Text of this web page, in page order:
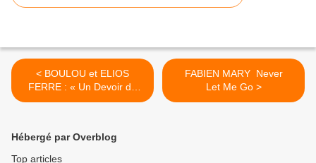
< BOULOU et ELIOS
FERRE : « Un Devoir de
Mémoire à nos Aînés »
FABIEN MARY Never
Let Me Go >
Hébergé par Overblog
Top articles